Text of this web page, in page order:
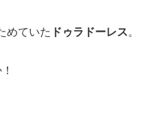
めていた ドゥラドーレス。